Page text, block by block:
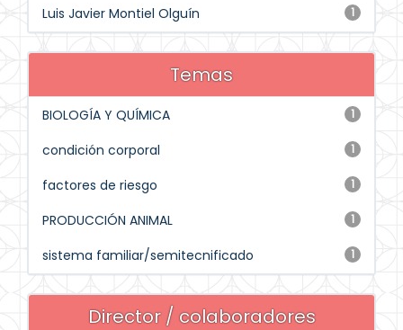
1
Luis Javier Montiel Olguín
Temas
1
BIOLOGÍA Y QUÍMICA
1
condición corporal
1
factores de riesgo
1
PRODUCCIÓN ANIMAL
1
sistema familiar/semitecnificado
Director / colaboradores